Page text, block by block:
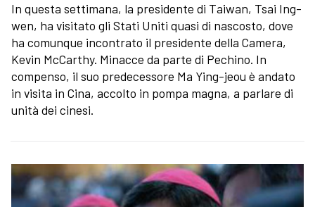
In questa settimana, la presidente di Taiwan, Tsai Ing-
wen, ha visitato gli Stati Uniti quasi di nascosto, dove
ha comunque incontrato il presidente della Camera,
Kevin McCarthy. Minacce da parte di Pechino. In
compenso, il suo predecessore Ma Ying-jeou è andato
in visita in Cina, accolto in pompa magna, a parlare di
unità dei cinesi.